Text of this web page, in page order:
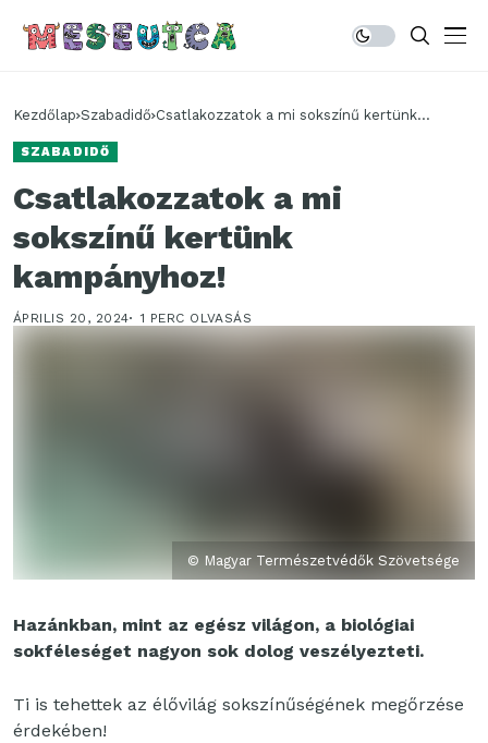
Kezdőlap Szabadidő Csatlakozzatok a mi sokszínű kertünk
SZABADIDŐ
Csatlakozzatok a mi
sokszínű kertünk
kampányhoz!
ÁPRILIS 20, 2024 1 PERC OLVASÁS
© Magyar Természetvédők Szövetsége
Hazánkban, mint az egész világon, a biológiai
sokféleséget nagyon sok dolog veszélyezteti.
Ti is tehettek az élővilág sokszínűségének megőrzése
érdekében!